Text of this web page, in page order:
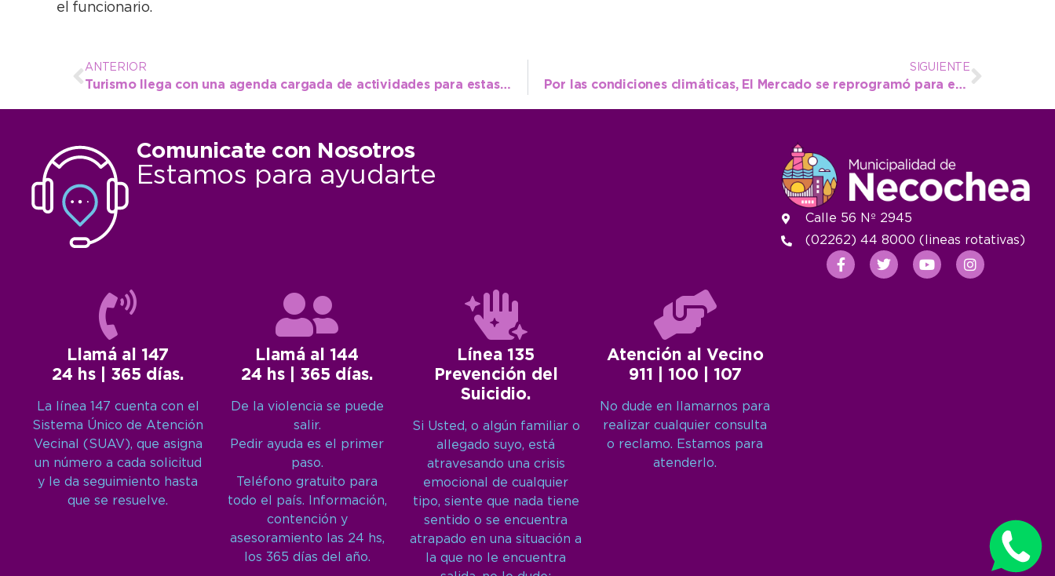
el funcionario.
ANTERIOR
Turismo llega con una agenda cargada de actividades para estas Vacaciones de Invierno
SIGUIENTE
Por las condiciones climáticas, El Mercado se reprogramó para este jueves
Comunicate con Nosotros
Estamos para ayudarte
Llamá al 147
24 hs | 365 días.
La línea 147 cuenta con el
Sistema Único de Atención
Vecinal (SUAV), que asigna
un número a cada solicitud
y le da seguimiento hasta
que se resuelve.
Llamá al 144
24 hs | 365 días.
De la violencia se puede
salir.
Pedir ayuda es el primer
paso.
Teléfono gratuito para
todo el país. Información,
contención y
asesoramiento las 24 hs,
los 365 días del año.
Línea 135
Prevención del
Suicidio.
Si Usted, o algún familiar o
allegado suyo, está
atravesando una crisis
emocional de cualquier
tipo, siente que nada tiene
sentido o se encuentra
atrapado en una situación a
la que no le encuentra
Atención al Vecino
911 | 100 | 107
No dude en llamarnos para
realizar cualquier consulta
o reclamo. Estamos para
atenderlo.
Calle 56 Nº 2945
(02262) 44 8000 (lineas rotativas)